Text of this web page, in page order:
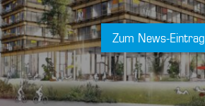
Zum News-Eintrag